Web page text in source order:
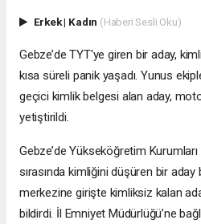
Erkek| Kadın (Haberi Sesli Oku)
Gebze’de TYT'ye giren bir aday,
kısa süreli panik yaşadı. Yunus
geçici kimlik belgesi alan aday,
yetiştirildi.
Gebze’de Yükseköğretim Kurumları
sırasında kimliğini düşüren bir aday
merkezine girişte kimliksiz kalan
bildirdi. İl Emniyet Müdürlüğü’ne